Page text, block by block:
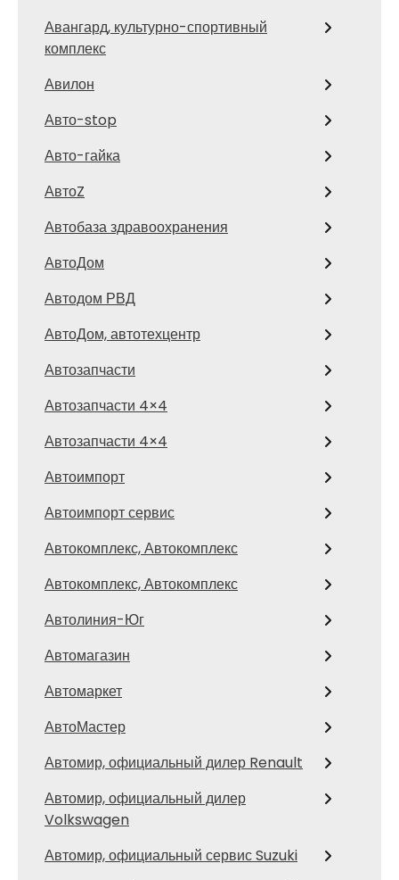
Авангард, культурно-спортивный
комплекс
Авилон
Авто-stop
Авто-гайка
АвтоZ
Автобаза здравоохранения
АвтоДом
Автодом РВД
АвтоДом, автотехцентр
Автозапчасти
Автозапчасти 4×4
Автозапчасти 4×4
Автоимпорт
Автоимпорт сервис
Автокомплекс, Автокомплекс
Автокомплекс, Автокомплекс
Автолиния-Юг
Автомагазин
Автомаркет
АвтоМастер
Автомир, официальный дилер Renault
Автомир, официальный дилер
Volkswagen
Автомир, официальный сервис Suzuki